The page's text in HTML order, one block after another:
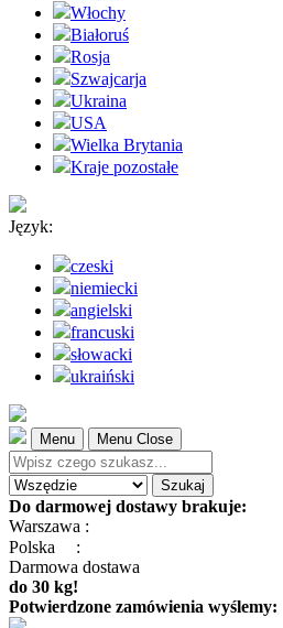
Włochy
Białoruś
Rosja
Szwajcarja
Ukraina
USA
Wielka Brytania
Kraje pozostałe
Język:
czeski
niemiecki
angielski
francuski
słowacki
ukraiński
Menu Menu Close
Szukaj
Do darmowej dostawy brakuje:
Warszawa :
Polska
:
Darmowa dostawa
do 30 kg!
Potwierdzone zamówienia wyślemy: